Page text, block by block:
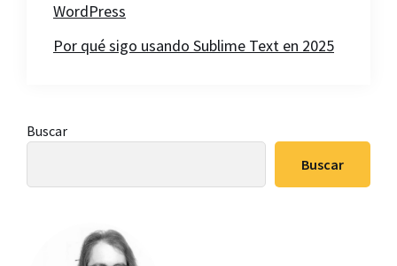
WordPress
Por qué sigo usando Sublime Text en 2025
Barra
Buscar
Buscar